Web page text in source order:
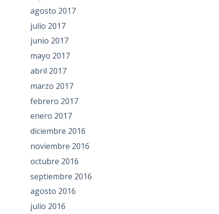
agosto 2017
julio 2017
junio 2017
mayo 2017
abril 2017
marzo 2017
febrero 2017
enero 2017
diciembre 2016
noviembre 2016
octubre 2016
septiembre 2016
agosto 2016
julio 2016